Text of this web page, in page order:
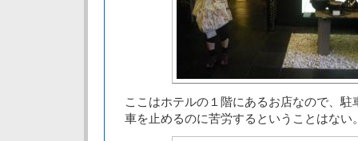
ここはホテルの１階にあるお店なので、駐
車を止めるのに苦労するということはない